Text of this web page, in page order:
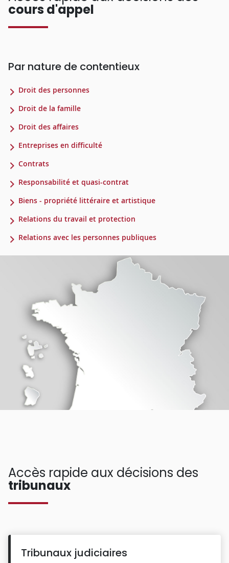
cours d'appel
Par nature de contentieux
Droit des personnes
Droit de la famille
Droit des affaires
Entreprises en difficulté
Contrats
Responsabilité et quasi-contrat
Biens - propriété littéraire et artistique
Relations du travail et protection
Relations avec les personnes publiques
Accès rapide aux décisions des
tribunaux
Tribunaux judiciaires